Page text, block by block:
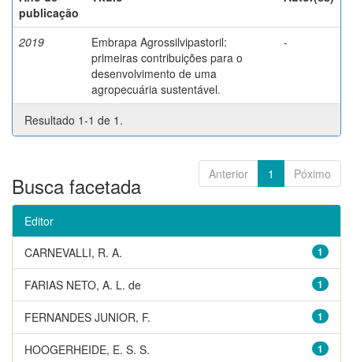
publicação
2019
Embrapa Agrossilvipastoril:
primeiras contribuições para o
desenvolvimento de uma
agropecuária sustentável.
-
Resultado 1-1 de 1.
Anterior 1 Póximo
Busca facetada
Editor
1
CARNEVALLI, R. A.
1
FARIAS NETO, A. L. de
1
FERNANDES JUNIOR, F.
1
HOOGERHEIDE, E. S. S.